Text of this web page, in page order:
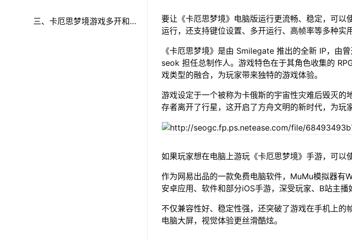
再参考以下步骤进行设置：
三、卡厄思梦境游戏多开和
要让《卡厄思梦境》电脑版运行更流畅、稳定，可以
运行，还支持键位设置、多开运行、高帧率等多种实
《卡厄思梦境》是由 Smilegate 推出的全新 IP，由
seok 担任总制作人。游戏特色在于其角色收集的
戏类型的融合，为玩家带来独特的游戏体验。
游戏设定于一个被称为卡俄斯的宇宙性灾难后毁灭的
存者离开了行星，这开启了方舟文明的新时代，为玩
如果玩家想在电脑上游玩《卡厄思梦境》手游，可以
作为网易出品的一款免费电脑软件，MuMu模拟器有
安卓应用、软件和部分iOS手游，深受玩家、B站主播
不仅兼容性好、稳定性强，还突破了游戏在手机上
电脑大屏，视觉体验更丝滑酷炫。